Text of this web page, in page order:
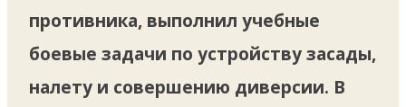
противника, выполнил учебные
боевые задачи по устройству засады,
налету и совершению диверсии. В